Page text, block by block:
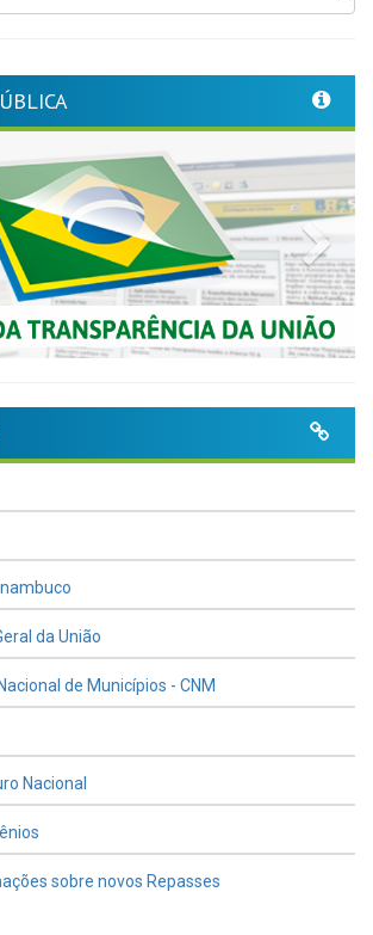
da União
de Municípios - CNM
Nacional
sobre novos Repasses